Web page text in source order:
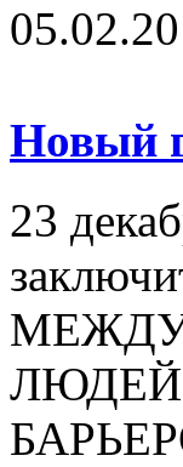
Новый
23
ЛЮДЕЙ